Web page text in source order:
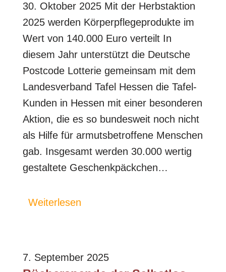
30. Oktober 2025 Mit der Herbstaktion
2025 werden Körperpflegeprodukte im
Wert von 140.000 Euro verteilt In
diesem Jahr unterstützt die Deutsche
Postcode Lotterie gemeinsam mit dem
Landesverband Tafel Hessen die Tafel-
Kunden in Hessen mit einer besonderen
Aktion, die es so bundesweit noch nicht
als Hilfe für armutsbetroffene Menschen
gab. Insgesamt werden 30.000 wertig
gestaltete Geschenkpäckchen…
Weiterlesen
7. September 2025